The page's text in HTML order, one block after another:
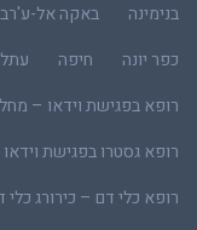
בנימינה
באקה אל-
כפר יונה
חיפה
רופא בפגישת וידאו –
רופא גסטרו בפגישת וידאו
רופא כלי דם – כירורג כלי